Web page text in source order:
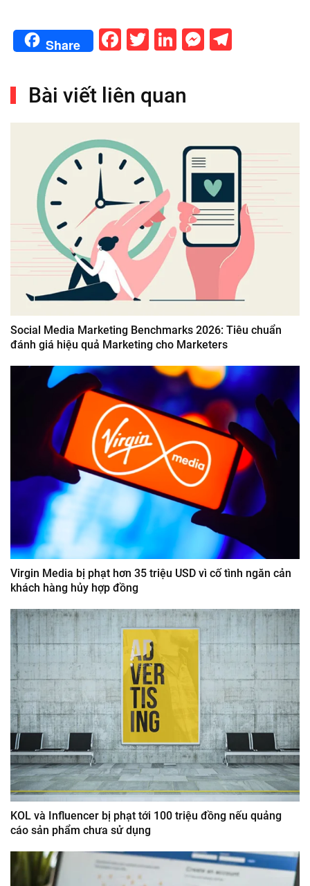
Share Facebook
Twitter
LinkedIn
Bài viết liên quan
Social Media Marketing Benchmarks 2026: Tiêu chuẩn
đánh giá hiệu quả Marketing cho Marketers
Virgin Media bị phạt hơn 35 triệu USD vì cố tình ngăn cản
khách hàng hủy hợp đồng
KOL và Influencer bị phạt tới 100 triệu đồng nếu quảng
cáo sản phẩm chưa sử dụng